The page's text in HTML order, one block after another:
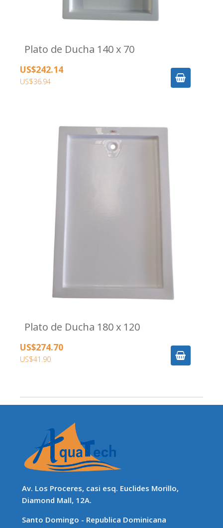
Plato de Ducha 140 x 70
US$242.14
US$36.94
Plato de Ducha 180 x 120
US$274.70
US$41.90
Av. Los Proceres, casi esq. Euclides Morillo,
Diamond Mall, 12A.
Santo Domingo - Republica Dominicana